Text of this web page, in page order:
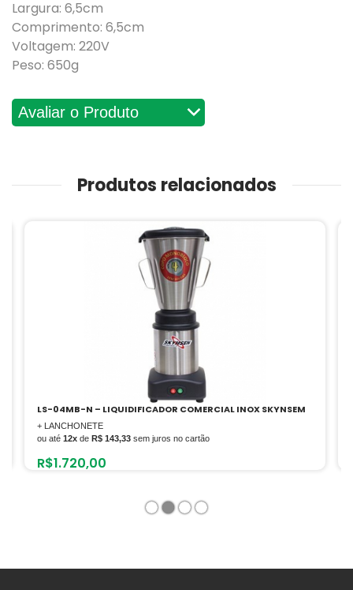
Largura: 6,5cm
Comprimento: 6,5cm
Voltagem: 220V
Peso: 650g
Avaliações
Produtos relacionados
LS-04MB-N – LIQUIDIFICADOR COMERCIAL INOX SKYNSEM
+ LANCHONETE
ou até 12x de R$ 143,33 sem juros no cartão
R$1.720,00
1 2 3 4